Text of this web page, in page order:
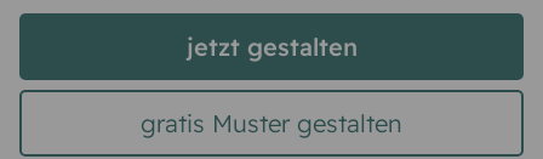
jetzt gestalten
gratis Muster gestalten